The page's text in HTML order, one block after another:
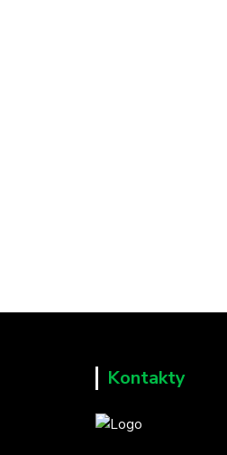
Kontakty